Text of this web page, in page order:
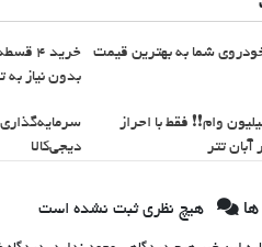
شما به بهترین قیمت
خرید
بدون نیاز به
میلیون وام❗❗ فقط با احراز
تتر
سرمایه‌گذاری
دیجی‌کالا
هیچ نظری ثبت نشده است